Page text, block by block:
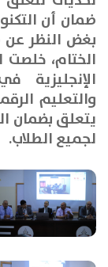
ضمان أن
بغض النظر عن
الختام، خلصت
الإنجليزية
والتعليم
يتعلق بضمان
لجميع الطلاب.